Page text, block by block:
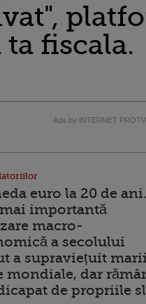
fiscala.
Ads by INTERNET PROTV
euro la 20 de ani.
mai importantă
macro-
a secolului
a supraviețuit marii
mondiale, dar
de propriile